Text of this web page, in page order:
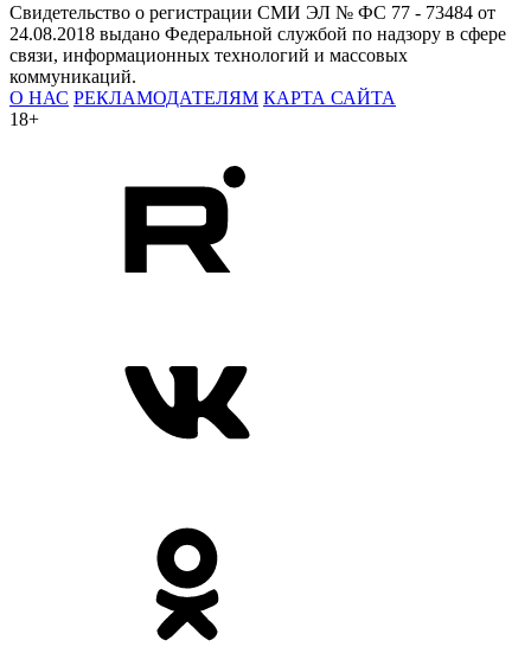
Свидетельство о регистрации СМИ ЭЛ № ФС 77 - 73484 от
24.08.2018 выдано Федеральной службой по надзору в сфере
связи, информационных технологий и массовых
коммуникаций.
О НАС РЕКЛАМОДАТЕЛЯМ КАРТА САЙТА
18+